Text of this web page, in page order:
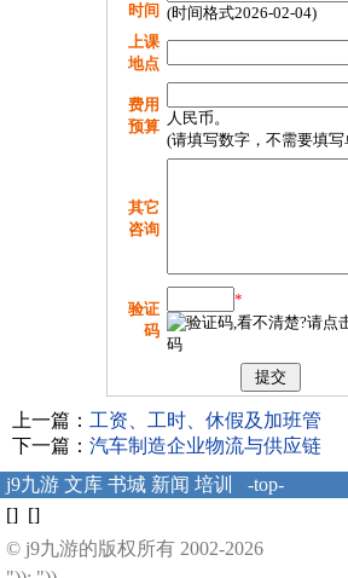
时间 (时间格式2026-02-04)
上课
地点
费用
预算 人民币。
(请填写数字，不需要填写
其它
咨询
验证
码
*
上一篇： 工资、工时、休假及加班管
下一篇： 汽车制造企业物流与供应链
j9九游 文库 书城 新闻 培训
-top-
[] []
© j9九游的版权所有 2002-2026